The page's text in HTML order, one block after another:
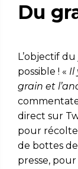
Du
L’objectif
possible ! « Il
grain et
direct sur
pour
de bottes
presse, pour